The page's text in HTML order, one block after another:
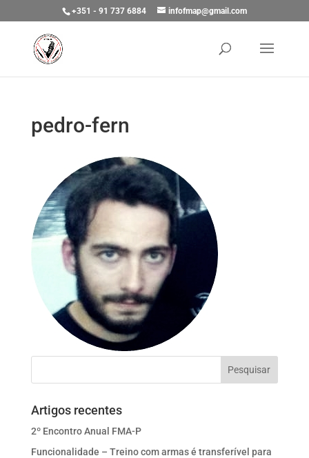
+351 - 91 737 6884 infofmap@gmail.com
pedro-fern
Artigos recentes
2º Encontro Anual FMA-P
Funcionalidade – Treino com armas é transferível para